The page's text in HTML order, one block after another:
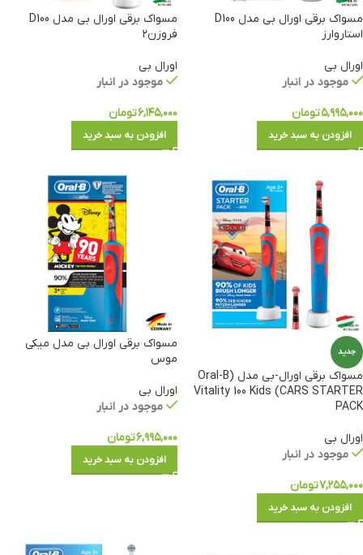
مسواک برقی اورال بی مدل D100
استاروارز
اورال بی
موجود در انبار
۵,۹۹۵,۰۰۰تومان
افزودن به سبد خرید
مسواک برقی اورال بی مدل D100
فروزن۲
اورال بی
موجود در انبار
۶,۱۴۵,۰۰۰تومان
افزودن به سبد خرید
جدید
مسواک برقی اورال-بی مدل (Oral-B
Vitality 100 Kids (CARS STARTER
PACK
اورال بی
موجود در انبار
۷,۲۵۵,۰۰۰تومان
افزودن به سبد خرید
مسواک برقی اورال بی مدل میکی
موس
اورال بی
موجود در انبار
۶,۹۹۵,۰۰۰تومان
افزودن به سبد خرید